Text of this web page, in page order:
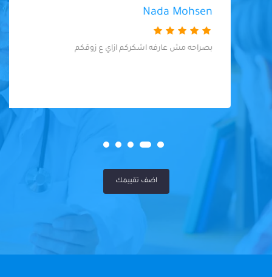
Nada Mohsen
بصراحه مش عارفه اشكركم ازاي ع زوقكم
اضف تقييمك